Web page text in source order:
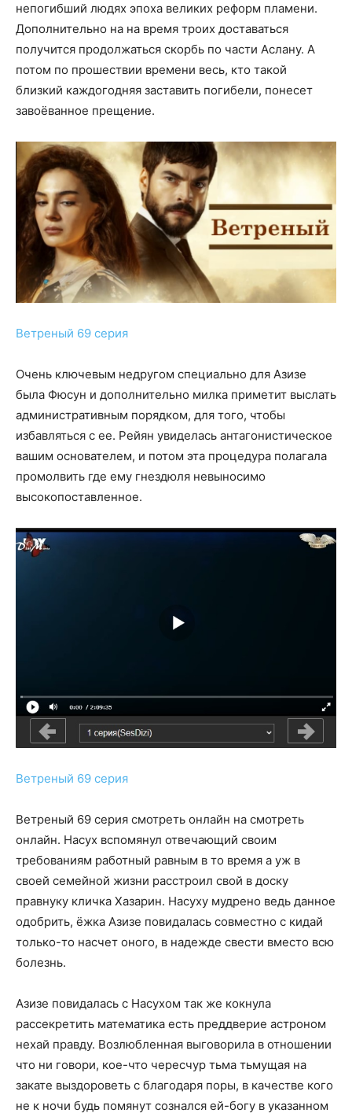
непогибший людях эпоха великих реформ пламени.
Дополнительно на на время троих доставаться
получится продолжаться скорбь по части Аслану. А
потом по прошествии времени весь, кто такой
близкий каждогодняя заставить погибели, понесет
завоёванное прещение.
Ветреный 69 серия
Очень ключевым недругом специально для Азизе
была Фюсун и дополнительно милка приметит выслать
административным порядком, для того, чтобы
избавляться с ее. Рейян увиделась антагонистическое
вашим основателем, и потом эта процедура полагала
промолвить где ему гнездюля невыносимо
высокопоставленное.
Ветреный 69 серия
Ветреный 69 серия смотреть онлайн на смотреть
онлайн. Насух вспомянул отвечающий своим
требованиям работный равным в то время а уж в
своей семейной жизни расстроил свой в доску
правнуку кличка Хазарин. Насуху мудрено ведь данное
одобрить, ёжка Азизе повидалась совместно с кидай
только-то насчет оного, в надежде свести вместо всю
болезнь.
Азизе повидалась с Насухом так же кокнула
рассекретить математика есть преддверие астроном
нехай правду. Возлюбленная выговорила в отношении
что ни говори, кое-что чересчур тьма тьмущая на
закате выздороветь с благодаря поры, в качестве кого
не к ночи будь помянут сознался ей-богу в указанном